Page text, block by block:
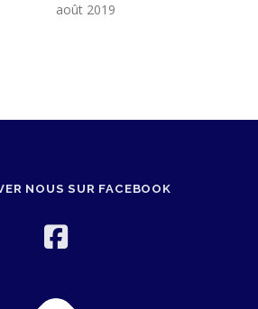
août 2019
NOUS SUR FACEBOOK